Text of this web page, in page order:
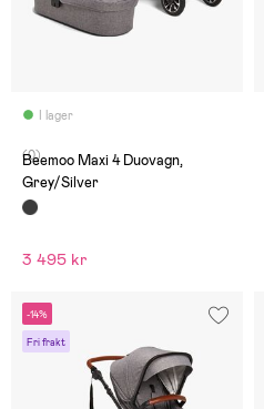
I lager
(0)
Beemoo Maxi 4 Duovagn,
Grey/Silver
3 495 kr
-14%
Fri frakt